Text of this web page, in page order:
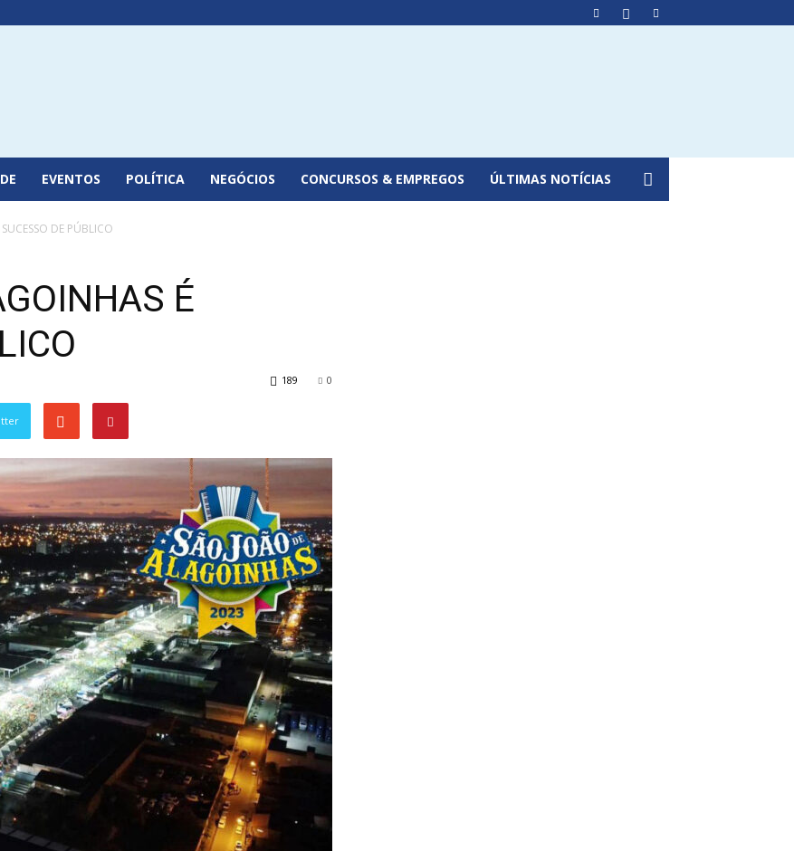
EVENTOS POLÍTICA NEGÓCIOS CONCURSOS & EMPREGOS ÚLTIMAS NOTÍCIAS
DE PÚBLICO
É
0
189